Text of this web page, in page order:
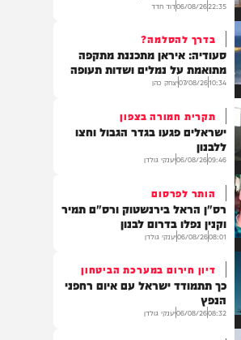
אזהרה לרוחצים
משרד הבריאות: טפיל בכינרת
עלול לגרום לפגיעה בראייה
22:35
06/08/26 דוד חדד
בדרך להסלמה?
סעודיה: איראן מתכננת מתקפה
מתואמת על נמלים ושדות תעופה
10:34
07/08/26יצחק כהן
ישראלים פגעו בגדר הגבול וחצו
ללבנון
09:46
06/08/26יענקי גולדן
רס"ן הראל בירנשטוק ורס"ם תמיר
וקנין נפלו בדרום לבנון
08:01
06/08/26